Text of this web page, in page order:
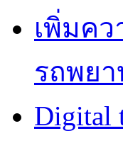
เพิ่มค
รถพย